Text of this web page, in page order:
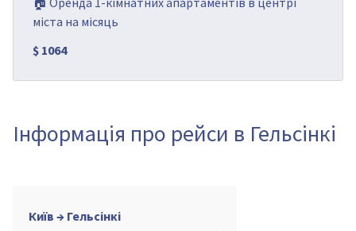
міста на місяць
$ 1064
Інформація про рейси в Гельсінкі
Київ → Гельсінкі